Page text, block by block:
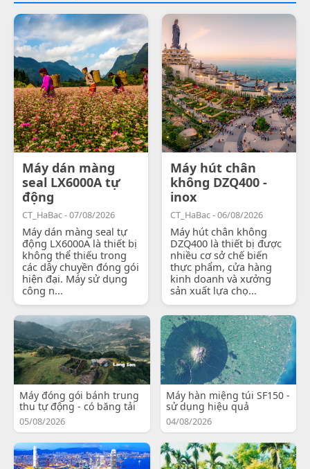
Máy dán màng
seal LX6000A tự
động
CT_HaBac - 07/08/2026
Máy dán màng seal tự
động LX6000A là thiết bị
không thể thiếu trong
các dây chuyền đóng gói
hiện đại. Máy sử dụng
công n...
Máy hút chân
không DZQ400 -
inox
CT_HaBac - 06/08/2026
Máy hút chân không
DZQ400 là thiết bị được
nhiều cơ sở chế biến
thực phẩm, cửa hàng
kinh doanh và xưởng
sản xuất lựa chọ...
Máy đóng gói bánh trung
thu tự động - có băng tải
05/08/2026
Máy hàn miệng túi SF150 -
sử dụng hiệu quả
04/08/2026